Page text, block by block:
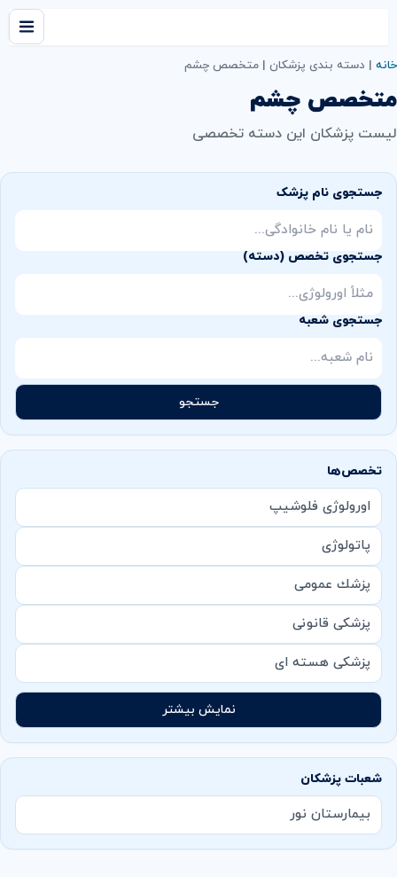
خانه | دسته بندی پزشکان | متخصص چشم
متخصص چشم
لیست پزشکان این دسته تخصصی
جستجوی نام پزشک
جستجوی تخصص (دسته)
جستجوی شعبه
جستجو
تخصص‌ها
اورولوژی فلوشیپ
پاتولوژی
پزشك عمومی
پزشکی قانونی
پزشکی هسته ای
نمایش بیشتر
شعبات پزشکان
بیمارستان نور